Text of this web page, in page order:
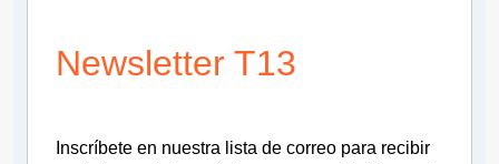
Newsletter T13
Inscríbete en nuestra lista de correo para recibir